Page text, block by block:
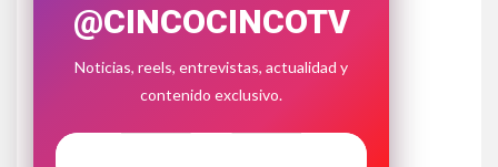
@CINCOCINCOTV
Noticias, reels, entrevistas, actualidad y
contenido exclusivo.